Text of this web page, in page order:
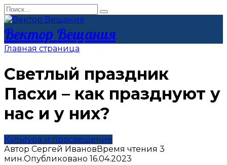
Перейти
к
контенту
Search
for:
Вектор Вещания
Главная страница
Светлый праздник
Пасхи – как празднуют у
нас и у них?
Культура и просвещение
Автор Сергей ИвановВремя чтения 3
мин.Опубликовано 16.04.2023